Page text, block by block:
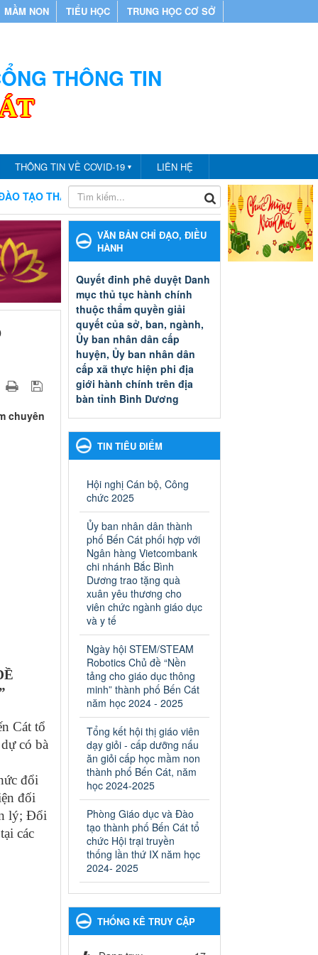
MẦM NON TIỂU HỌC TRUNG HỌC CƠ SỞ
THÔNG TIN
THÔNG TIN VỀ COVID-19 ▼ LIÊN HỆ
PHỐ BẾN CÁT CHÀO MỪNG BẠN ĐẾN VỚI CỔNG
chuyên
Cát tổ
có bà
đổi
đối
lý; Đổi
các
VĂN BẢN CHỈ ĐẠO, ĐIỀU
HÀNH
Quyết đinh phê duyệt Danh
mục thủ tục hành chính
thuộc thẩm quyền giải
quyết của sở, ban, ngành,
Ủy ban nhân dân cấp
huyện, Ủy ban nhân dân
cấp xã thực hiện phi địa
giới hành chính trên địa
bàn tỉnh Bình Dương
thẩm quyền giải quyết của sở,
ban, ngành, Ủy ban nhân dân
cấp xã thực hiện phi địa giới
hành chính trên địa bàn tỉnh
Ngày ban hành: 13/03/2025
Kế hoạch Phổ biến, giáo
dục pháp luật năm 2025 của
ngành Giáo dục và Đào tạo
thành phố Bến Cát
Kế hoạch Phổ biến, giáo dục
pháp luật năm 2025 của
ngành Giáo dục và Đào tạo
thành phố Bến Cát
Ngày ban hành: 28/02/2025
Quyết định công bố thủ tục
hành chính bị bãi bỏ trong
lĩnh vực giáo dục đào tạo
thuộc hệ giáo dục quốc
dân và cơ sở giáo dục khác
thuộc thẩm quyền giải
quyết của Sở Giáo dục và
Đào tạo, Ủy ban nhân dân
cấp huyện
Quyết định công bố thủ tục
hành chính bị bãi bỏ trong lĩnh
vực giáo dục đào tạo thuộc hệ
giáo dục quốc dân và cơ sở
giáo dục khác thuộc thẩm
quyền giải quyết của Sở Giáo
dục và Đào tạo, Ủy ban nhân
dân cấp huyện
TIN TIÊU ĐIỂM
Hội nghị Cán bộ, Công
chức 2025
Ủy ban nhân dân thành
phố Bến Cát phối hợp với
Ngân hàng Vietcombank
chi nhánh Bắc Bình
Dương trao tặng quà
xuân yêu thương cho
viên chức ngành giáo dục
và y tế
Ngày hội STEM/STEAM
Robotics Chủ đề “Nền
tảng cho giáo dục thông
minh” thành phố Bến Cát
năm học 2024 - 2025
Tổng kết hội thị giáo viên
dạy giỏi - cấp dưỡng nấu
ăn giỏi cấp học mầm non
thành phố Bến Cát, năm
học 2024-2025
Phòng Giáo dục và Đào
tạo thành phố Bến Cát tổ
chức Hội trại truyền
thống lần thứ IX năm học
2024- 2025
THỐNG KÊ TRUY CẬP